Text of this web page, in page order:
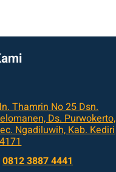
Thamrin No 25 Dsn.
Ds. Purwokerto,
Ngadiluwih, Kab. Kediri
0812 3887 4441